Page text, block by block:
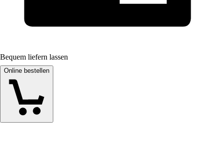
Bequem liefern lassen
Online bestellen